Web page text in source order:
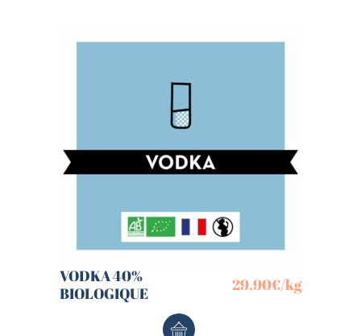
VODKA 40%
BIOLOGIQUE
29,90€/kg